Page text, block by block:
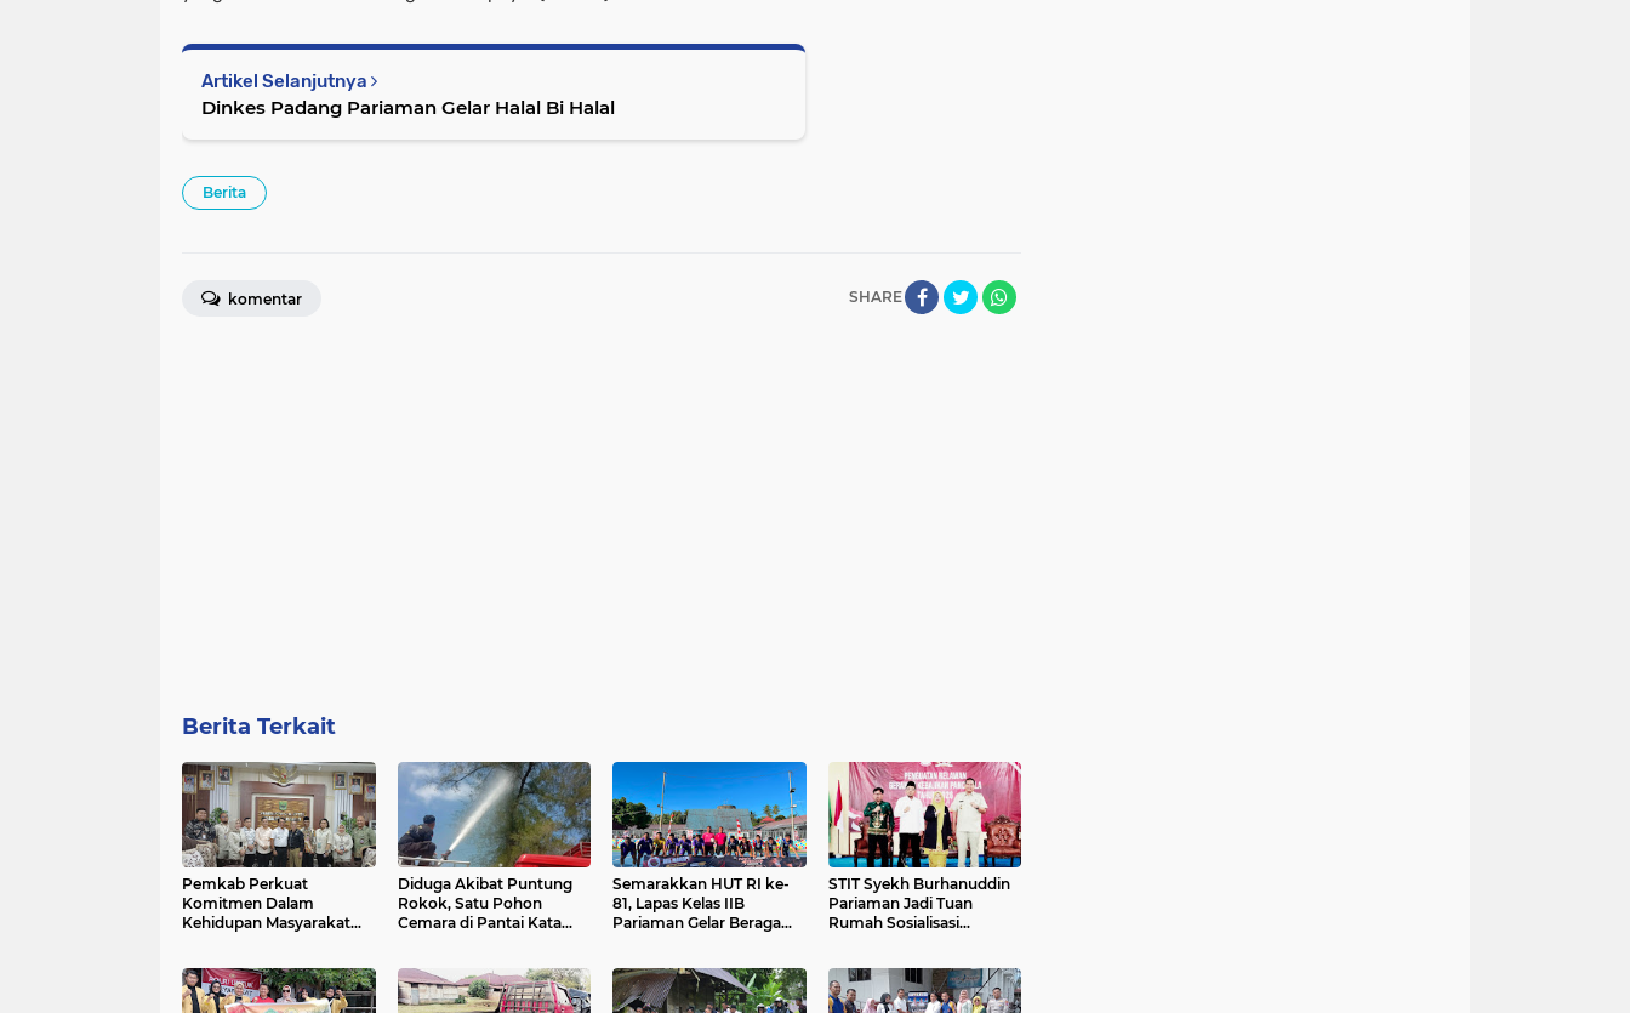
Artikel Selanjutnya
Dinkes Padang Pariaman Gelar Halal Bi Halal
Berita
SHARE
komentar
Berita Terkait
Pemkab Perkuat
Komitmen Dalam
Kehidupan Masyarakat
Diduga Akibat Puntung
Rokok, Satu Pohon
Cemara di Pantai Kata
Semarakkan HUT RI ke-
81, Lapas Kelas IIB
Pariaman Gelar Beragam
STIT Syekh Burhanuddin
Pariaman Jadi Tuan
Rumah Sosialisasi
dan DPR RI